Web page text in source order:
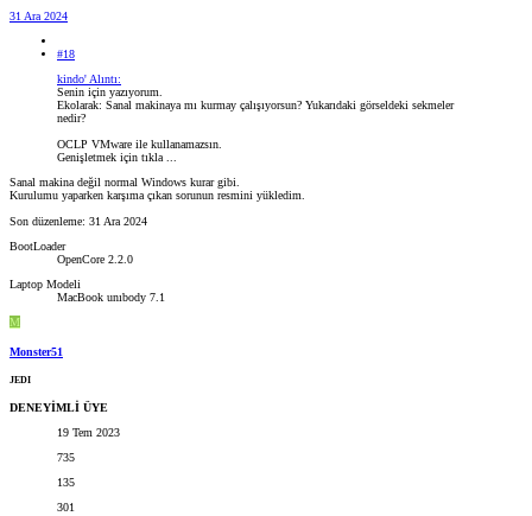
31 Ara 2024
#18
kindo' Alıntı:
Senin için yazıyorum.
Ekolarak: Sanal makinaya mı kurmay çalışıyorsun? Yukarıdaki görseldeki sekmeler
nedir?
OCLP VMware ile kullanamazsın.
Genişletmek için tıkla ...
Sanal makina değil normal Windows kurar gibi.
Kurulumu yaparken karşıma çıkan sorunun resmini yükledim.
Son düzenleme: 31 Ara 2024
BootLoader
OpenCore 2.2.0
Laptop Modeli
MacBook unıbody 7.1
M
Monster51
JEDI
DENEYİMLİ ÜYE
19 Tem 2023
735
135
301